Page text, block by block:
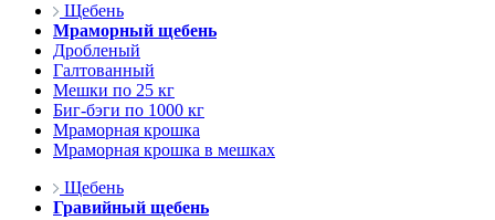
Щебень
Мраморный щебень
Дробленый
Галтованный
Мешки по 25 кг
Биг-бэги по 1000 кг
Мраморная крошка
Мраморная крошка в мешках
Щебень
Гравийный щебень